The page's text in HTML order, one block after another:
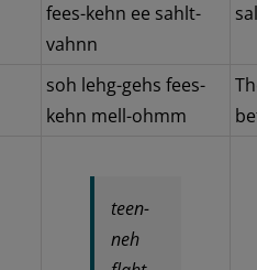
fees-kehn ee sahlt-
vahnn
soh lehg-gehs fees-
kehn mell-ohmm
teen-
neh